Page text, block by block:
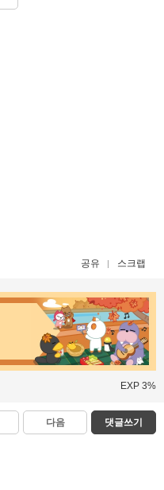
공유 스크랩
EXP 3%
다음 댓글쓰기